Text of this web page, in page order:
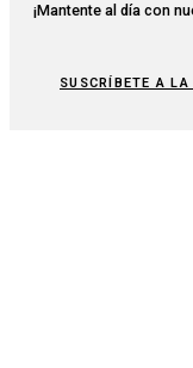
¡Mantente al día con
SUSCRÍBETE A